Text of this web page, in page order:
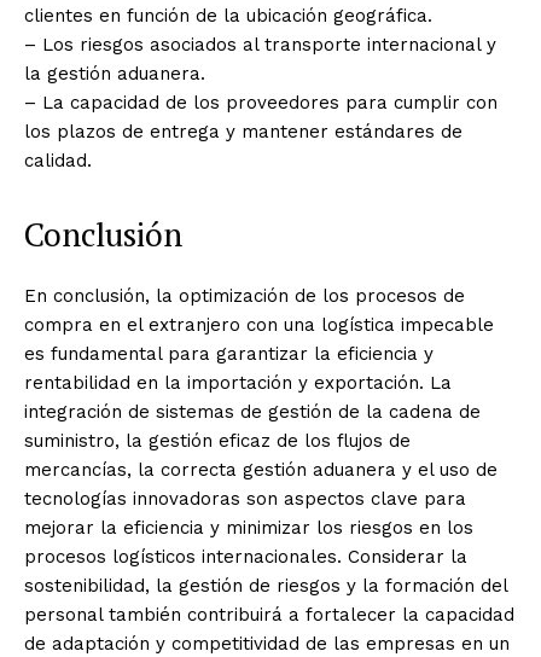
clientes en función de la ubicación geográfica.
– Los riesgos asociados al transporte internacional y
la gestión aduanera.
– La capacidad de los proveedores para cumplir con
los plazos de entrega y mantener estándares de
calidad.
Conclusión
En conclusión, la optimización de los procesos de
compra en el extranjero con una logística impecable
es fundamental para garantizar la eficiencia y
rentabilidad en la importación y exportación. La
integración de sistemas de gestión de la cadena de
suministro, la gestión eficaz de los flujos de
mercancías, la correcta gestión aduanera y el uso de
tecnologías innovadoras son aspectos clave para
mejorar la eficiencia y minimizar los riesgos en los
procesos logísticos internacionales. Considerar la
sostenibilidad, la gestión de riesgos y la formación del
personal también contribuirá a fortalecer la capacidad
de adaptación y competitividad de las empresas en un